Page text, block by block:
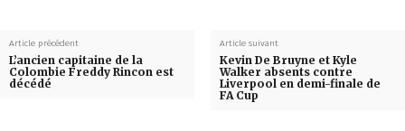
Article précédent
L’ancien capitaine de la
Colombie Freddy Rincon est
décédé
Article suivant
Kevin De Bruyne et Kyle
Walker absents contre
Liverpool en demi-finale de
FA Cup